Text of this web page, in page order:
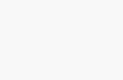
устройств с